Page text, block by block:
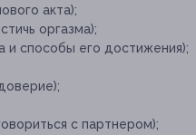
акта);
оргазма);
и способы его достижения);
с партнером);